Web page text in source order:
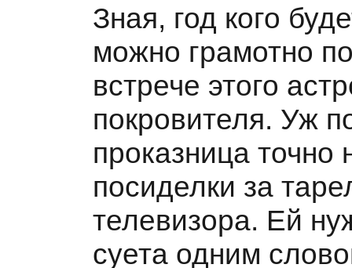
Зная, год кого
можно грамотно
встрече этого
покровителя. Уж
проказница точно
посиделки за
телевизора. Ей
суета одним